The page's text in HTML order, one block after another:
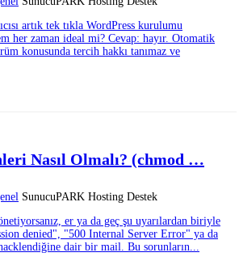
artık tek tıkla WordPress kurulumu
her zaman ideal mi? Cevap: hayır. Otomatik
konusunda tercih hakkı tanımaz ve
Nasıl Olmalı? (chmod …
SunucuPARK Hosting Destek
er ya da geç şu uyarılardan biriyle
denied", "500 Internal Server Error" ya da
dair bir mail. Bu sorunların...